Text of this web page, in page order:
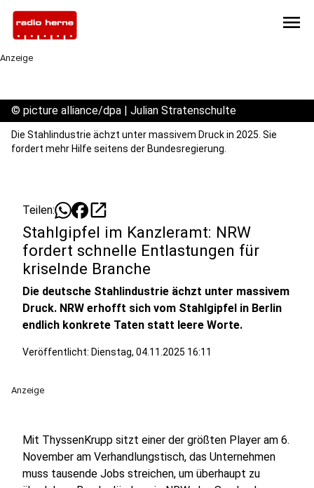
menu
Anzeige
© picture alliance/dpa | Julian Stratenschulte
Die Stahlindustrie ächzt unter massivem Druck in 2025. Sie
fordert mehr Hilfe seitens der Bundesregierung.
Teilen: open_in_new
Stahlgipfel im Kanzleramt: NRW
fordert schnelle Entlastungen für
kriselnde Branche
Die deutsche Stahlindustrie ächzt unter massivem
Druck. NRW erhofft sich vom Stahlgipfel in Berlin
endlich konkrete Taten statt leere Worte.
Veröffentlicht: Dienstag, 04.11.2025 16:11
Anzeige
Mit ThyssenKrupp sitzt einer der größten Player am 6.
November am Verhandlungstisch, das Unternehmen
muss tausende Jobs streichen, um überhaupt zu